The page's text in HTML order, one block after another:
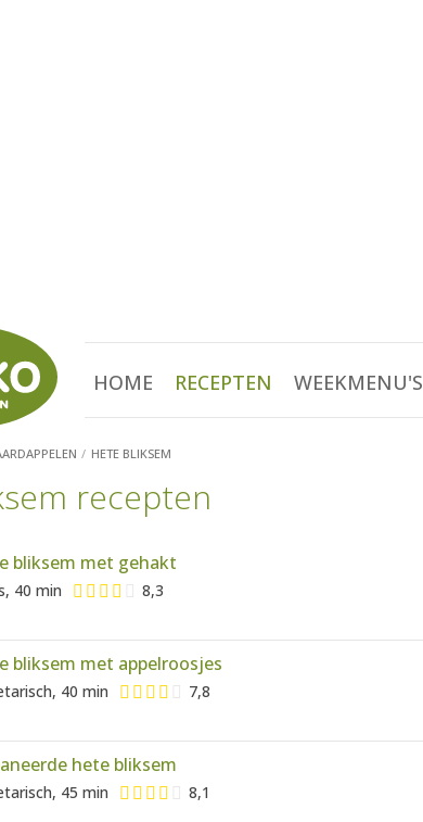
HOME RECEPTEN WEEKMENU'S
HETE BLIKSEM
recepten
bliksem met gehakt
40 min 8,3
bliksem met appelroosjes
40 min 7,8
hete bliksem
45 min 8,1